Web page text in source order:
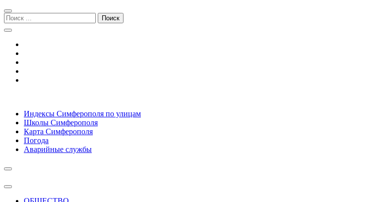
Перейти
к
навигации
Перейти
к
содержимому
Поиск:
Симферополь городской сайт
Индексы Симферополя по улицам
Школы Симферополя
Карта Симферополя
Погода
Аварийные службы